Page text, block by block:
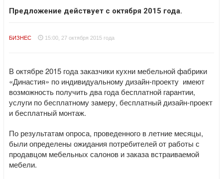
Предложение действует с октября 2015 года.
БИЗНЕС 15:00, 27 октября 2015 года
В октябре 2015 года заказчики кухни мебельной фабрики
«Династия» по индивидуальному дизайн-проекту имеют
возможность получить два года бесплатной гарантии,
услуги по бесплатному замеру, бесплатный дизайн-проект
и бесплатный монтаж.
По результатам опроса, проведенного в летние месяцы,
были определены ожидания потребителей от работы с
продавцом мебельных салонов и заказа встраиваемой
мебели.